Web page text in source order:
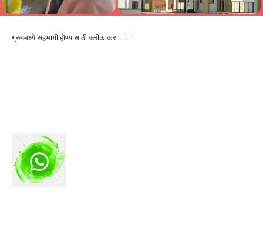
ग्रुपमध्ये सहभागी होण्यासाठी क्लीक करा…👆🏻